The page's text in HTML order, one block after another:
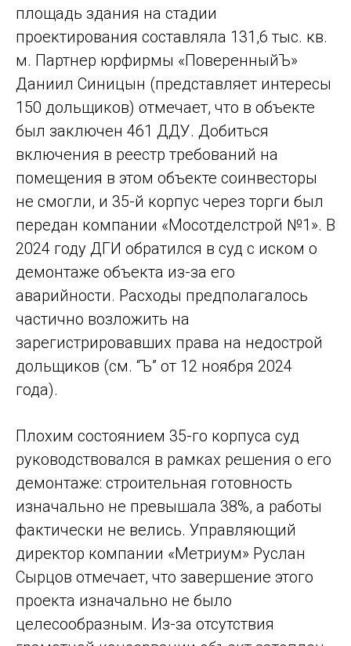
площадь здания на стадии
проектирования составляла 131,6 тыс. кв.
м. Партнер юрфирмы «ПоверенныйЪ»
Даниил Синицын (представляет интересы
150 дольщиков) отмечает, что в объекте
был заключен 461 ДДУ. Добиться
включения в реестр требований на
помещения в этом объекте соинвесторы
не смогли, и 35-й корпус через торги был
передан компании «Мосотделстрой №1». В
2024 году ДГИ обратился в суд с иском о
демонтаже объекта из-за его
аварийности. Расходы предполагалось
частично возложить на
зарегистрировавших права на недострой
дольщиков (см. “Ъ” от 12 ноября 2024
года).
Плохим состоянием 35-го корпуса суд
руководствовался в рамках решения о его
демонтаже: строительная готовность
изначально не превышала 38%, а работы
фактически не велись. Управляющий
директор компании «Метриум» Руслан
Сырцов отмечает, что завершение этого
проекта изначально не было
целесообразным. Из-за отсутствия